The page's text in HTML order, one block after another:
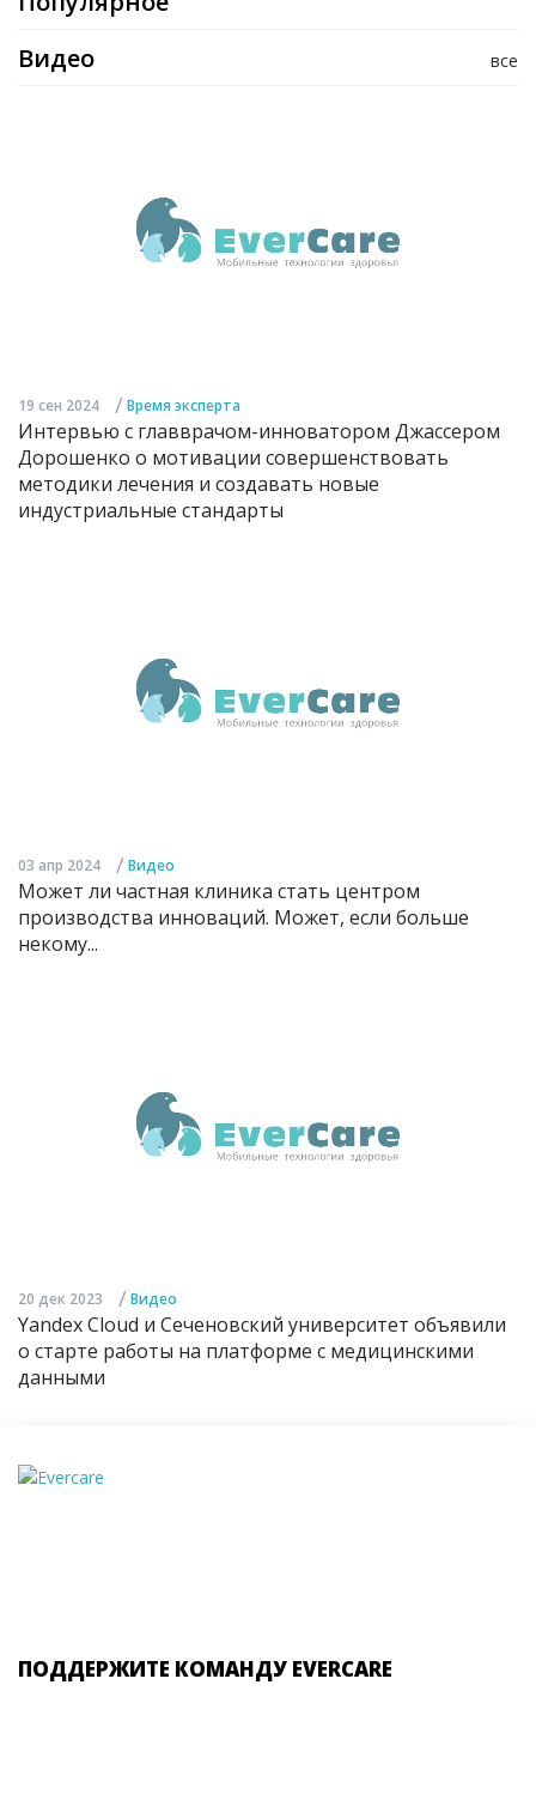
все
Видео
19 сен 2024 / Время эксперта
Интервью с главврачом-инноватором Джассером
Дорошенко о мотивации совершенствовать
методики лечения и создавать новые
индустриальные стандарты
03 апр 2024 / Видео
Может ли частная клиника стать центром
производства инноваций. Может, если больше
некому...
20 дек 2023 / Видео
Yandex Cloud и Сеченовский университет объявили
о старте работы на платформе с медицинскими
данными
ПОДДЕРЖИТЕ КОМАНДУ EVERCARE